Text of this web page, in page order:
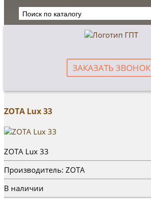
ЗАКАЗАТЬ ЗВОНОК
ZOTA Lux 33
ZOTA Lux 33
Производитель: ZOTA
В наличии